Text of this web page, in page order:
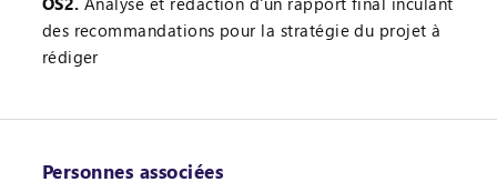
des recommandations pour la stratégie du projet à
rédiger
Personnes associées